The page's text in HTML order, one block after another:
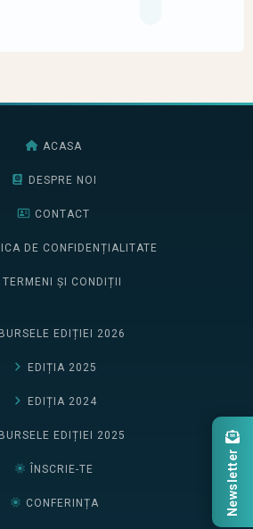
ACASA
DESPRE NOI
CONTACT
DE CONFIDENȚIALITATE
TERMENI ȘI CONDIȚII
BURSELE EDIȚIEI 2026
EDIȚIA 2025
EDIȚIA 2024
BURSELE EDIȚIEI 2025
ÎNSCRIE-TE
CONFERINȚA Newsletter